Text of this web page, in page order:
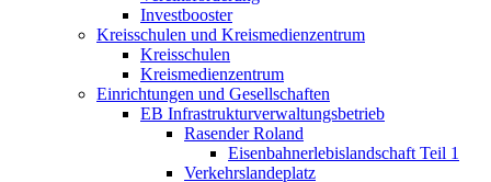
Investbooster
Kreisschulen und Kreismedienzentrum
Kreisschulen
Kreismedienzentrum
Einrichtungen und Gesellschaften
EB Infrastruktur­verwaltungsbetrieb
Rasender Roland
Eisenbahnerlebis­landschaft Teil 1
Verkehrslandeplatz